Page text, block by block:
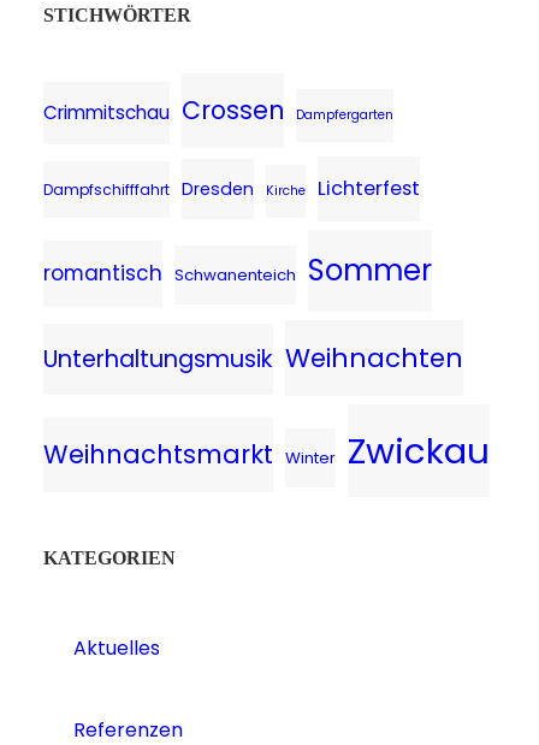
STICHWÖRTER
Crimmitschau Crossen Dampfergarten
Dampfschifffahrt Dresden Kirche Lichterfest
romantisch Schwanenteich Sommer
Unterhaltungsmusik Weihnachten
Weihnachtsmarkt Winter Zwickau
KATEGORIEN
Aktuelles
Referenzen